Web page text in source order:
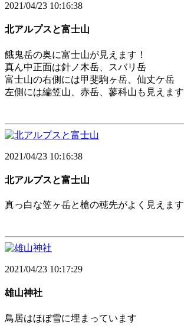
2021/04/23 10:16:38
北アルプスと富士山
餓鬼岳の奥に富士山が見えます！
真ん中正面は針ノ木岳、スバリ岳
富士山の右側には甲斐駒ヶ岳、仙丈ケ岳
左側には編笠山、赤岳、蓼科山も見えます
2021/04/23 10:16:38
北アルプスと富士山
真っ白な笠ヶ岳と槍の穂先がよく見えます
2021/04/23 10:17:29
雄山神社
鳥居はほぼ雪に埋まっています